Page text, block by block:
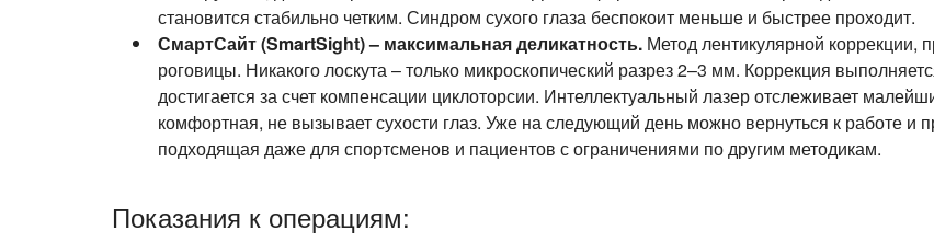
становится стабильно четким. Синдром сухого глаза беспокоит меньше и быстрее проходит.
СмартСайт (SmartSight) – максимальная деликатность. Метод лентикулярной коррекции,
роговицы. Никакого лоскута – только микроскопический разрез2–3 мм. Коррекция
достигается за счет компенсации циклоторсии. Интеллектуальный лазер отслеживает
комфортная, не вызывает сухости глаз. Уже на следующий день можно вернуться к работе
подходящая даже для спортсменов и пациентов с ограничениями по другим методикам.
Показания к операциям: